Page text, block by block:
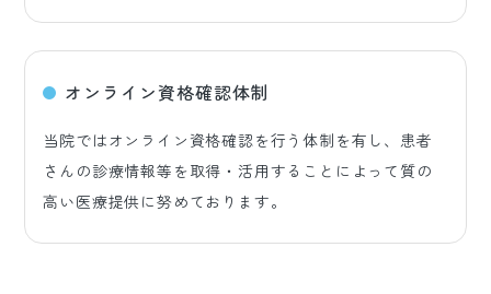
オンライン資格確認体制
当院ではオンライン資格確認を行う体制を有し、患者
さんの診療情報等を取得・活用することによって質の
高い医療提供に努めております。